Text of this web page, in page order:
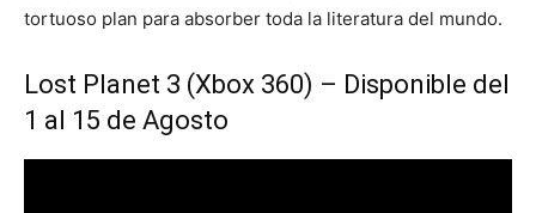
tortuoso plan para absorber toda la literatura del mundo.
Lost Planet 3 (Xbox 360) – Disponible del
1 al 15 de Agosto